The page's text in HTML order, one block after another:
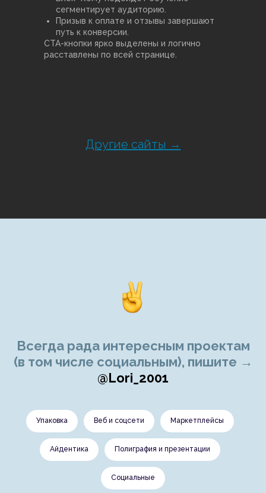
сегментирует аудиторию.
Призыв к оплате и отзывы завершают
путь к конверсии.
CTA-кнопки ярко выделены и логично
расставлены по всей странице.
Другие сайты →
Всегда рада интересным проектам
(в том числе социальным), пишите →
@Lori_2001
Упаковка Веб и соцсети Маркетплейсы
Айдентика Полиграфия и презентации
Социальные